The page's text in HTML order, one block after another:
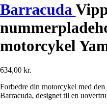
Barracuda
motorcykel
634,00 kr.
Forbedre din motorcykel med
Barracuda, designet til en